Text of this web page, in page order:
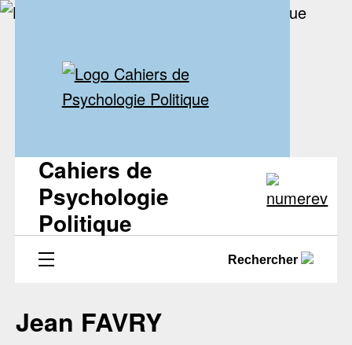
Cahiers de
Psychologie
Politique
Rechercher
Jean FAVRY